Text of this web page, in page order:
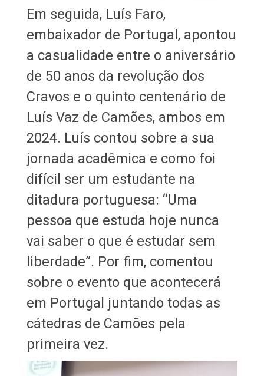
Em seguida, Luís Faro,
embaixador de Portugal, apontou
a casualidade entre o aniversário
de 50 anos da revolução dos
Cravos e o quinto centenário de
Luís Vaz de Camões, ambos em
2024. Luís contou sobre a sua
jornada acadêmica e como foi
difícil ser um estudante na
ditadura portuguesa: “Uma
pessoa que estuda hoje nunca
vai saber o que é estudar sem
liberdade”. Por fim, comentou
sobre o evento que acontecerá
em Portugal juntando todas as
cátedras de Camões pela
primeira vez.